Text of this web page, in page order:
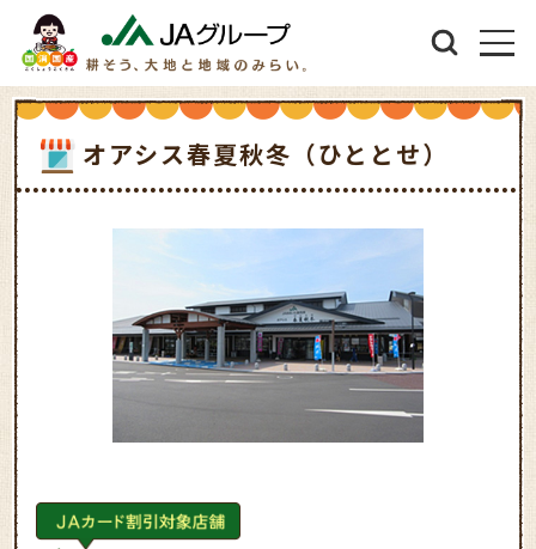
オアシス春夏秋冬（ひととせ）